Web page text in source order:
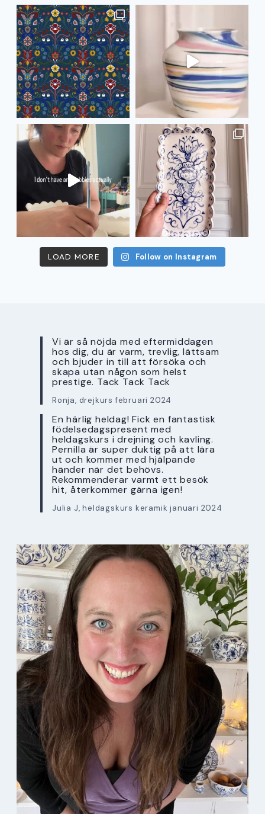
LOAD MORE Follow on Instagram
Vi är så nöjda med eftermiddagen
hos dig, du är varm, trevlig, lättsam
och bjuder in till att försöka och
skapa utan någon som helst
prestige. Tack Tack Tack
Ronja, drejkurs februari 2024
En härlig heldag! Fick en fantastisk
födelsedagspresent med
heldagskurs i drejning och kavling.
Pernilla är super duktig på att lära
ut och kommer med hjälpande
händer när det behövs.
Rekommenderar varmt ett besök
hit, återkommer gärna igen!
Julia J, heldagskurs keramik januari 2024